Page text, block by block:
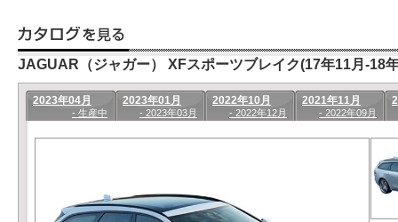
JAGUAR（ジャガー） XFスポーツブレイク(17年11月-18
2023年04月
- 生産中
2023年01月
- 2023年03月
2022年10月
- 2022年12月
2021年11月
- 2022年09月